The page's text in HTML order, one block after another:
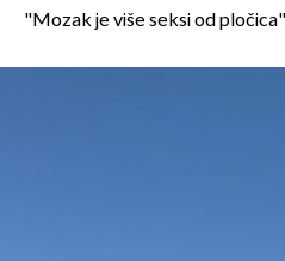
"Mozak je više seksi od